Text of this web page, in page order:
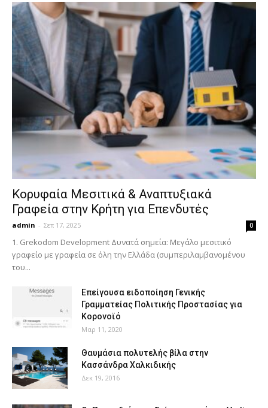
Κορυφαία Μεσιτικά & Αναπτυξιακά
Γραφεία στην Κρήτη για Επενδυτές
admin - Σεπ 17, 2025 0
1. Grekodom Development Δυνατά σημεία: Μεγάλο μεσιτικό
γραφείο με γραφεία σε όλη την Ελλάδα (συμπεριλαμβανομένου
του...
Επείγουσα ειδοποίηση Γενικής
Γραμματείας Πολιτικής Προστασίας για
Κορονοϊό
Μαρ 11, 2020
Θαυμάσια πολυτελής βίλα στην
Κασσάνδρα Χαλκιδικής
Δεκ 19, 2016